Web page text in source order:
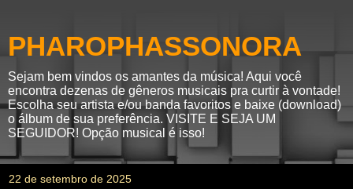
PHAROPHASSONORA
Sejam bem vindos os amantes da música! Aqui você
encontra dezenas de gêneros musicais pra curtir à vontade!
Escolha seu artista e/ou banda favoritos e baixe (download)
o álbum de sua preferência. VISITE E SEJA UM
SEGUIDOR! Opção musical é isso!
22 de setembro de 2025